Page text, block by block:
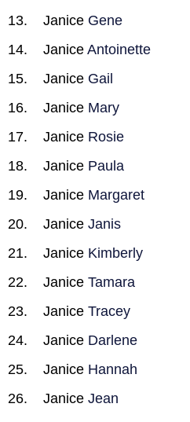
Janice Gene
Janice Antoinette
Janice Gail
Janice Mary
Janice Rosie
Janice Paula
Janice Margaret
Janice Janis
Janice Kimberly
Janice Tamara
Janice Tracey
Janice Darlene
Janice Hannah
Janice Jean